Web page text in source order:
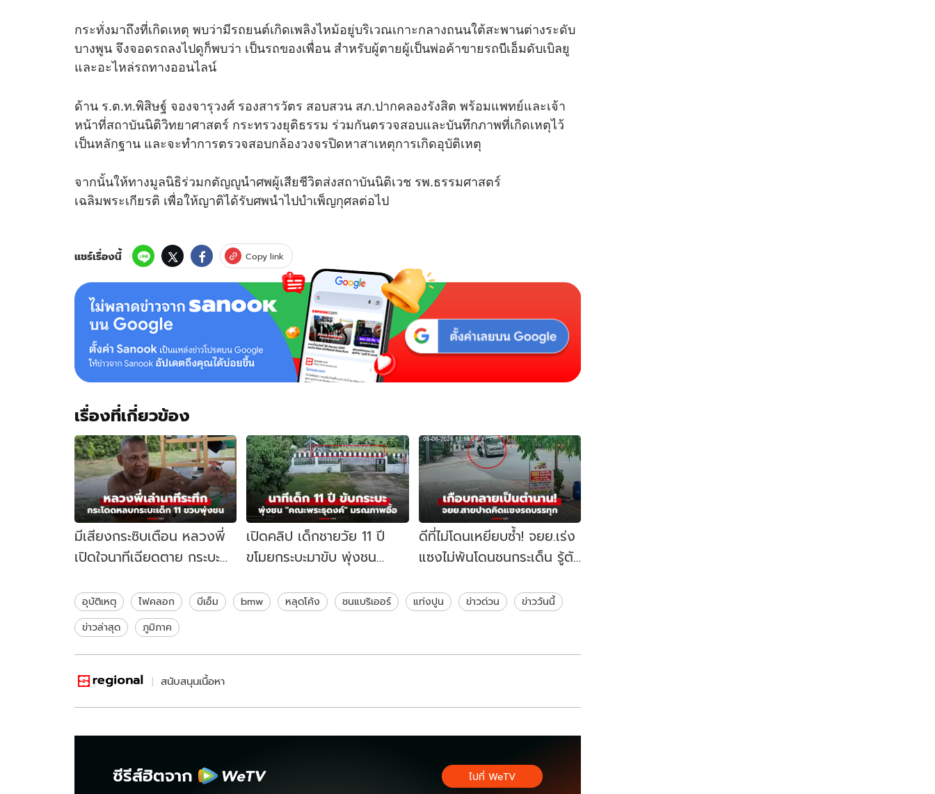
e
กระทั่งมาถึงที่เกิดเหตุ พบว่ามีรถยนต์เกิดเพลิงไหม้อยู่บริเวณเกาะกลางถนนใต้สะพานต่างระดับ
บางพูน จึงจอดรถลงไปดูก็พบว่า เป็นรถของเพื่อน สำหรับผู้ตายผู้เป็นพ่อค้าขายรถบีเอ็มดับเบิลยู
และอะไหล่รถทางออนไลน์
ด้าน ร.ต.ท.พิสิษฐ์ จองจารุวงศ์ รองสารวัตร สอบสวน สภ.ปากคลองรังสิต พร้อมแพทย์และเจ้า
หน้าที่สถาบันนิติวิทยาศาสตร์ กระทรวงยุติธรรม ร่วมกันตรวจสอบและบันทึกภาพที่เกิดเหตุไว้
เป็นหลักฐาน และจะทำการตรวจสอบกล้องวงจรปิดหาสาเหตุการเกิดอุบัติเหตุ
จากนั้นให้ทางมูลนิธิร่วมกตัญญูนำศพผู้เสียชีวิตส่งสถาบันนิติเวช รพ.ธรรมศาสตร์
เฉลิมพระเกียรติ เพื่อให้ญาติได้รับศพนำไปบำเพ็ญกุศลต่อไป
แชร์เรื่องนี้ Copy link
เรื่องที่เกี่ยวข้อง
มีเสียงกระซิบเตือน หลวงพี่
เปิดใจนาทีเฉียดตาย กระบะ
เปิดคลิป เด็กชายวัย 11 ปี
ขโมยกระบะมาขับ พุ่งชน
อื้อ
ดีที่ไม่โดนเหยียบซ้ำ! จยย.เร่ง
แซงไม่พ้นโดนชนกระเด็น รู้ตัว
อุบัติเหตุ ไฟคลอก บีเอ็ม bmw หลุดโค้ง ชนแบริเออร์ แท่งปูน ข่าวด่วน
ข่าววันนี้
ข่าวล่าสุด
ภูมิภาค
สนับสนุนเนื้อหา
ซีรีส์ฮิตจาก ไปที่ WeTV